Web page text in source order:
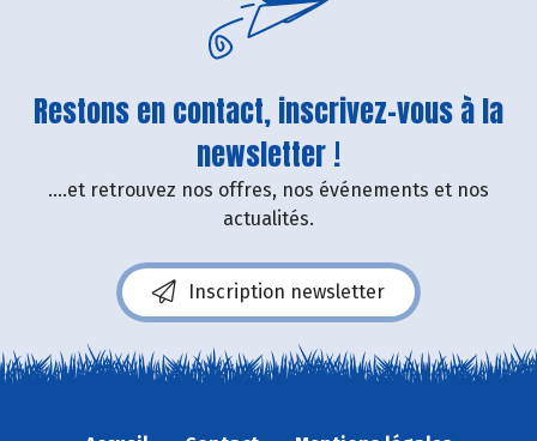
Restons en contact, inscrivez-vous à la
newsletter !
....et retrouvez nos offres, nos événements et nos
actualités.
Inscription newsletter